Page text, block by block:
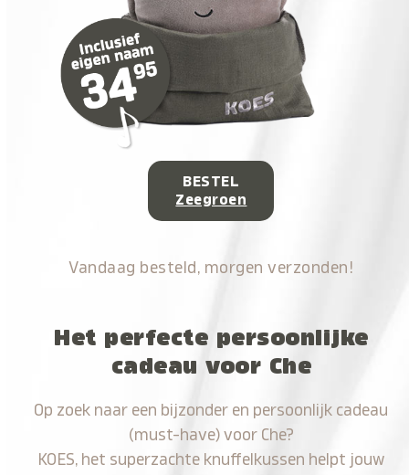
BESTEL
Zeegroen
Vandaag besteld, morgen verzonden!
Het perfecte persoonlijke
cadeau voor Che
Op zoek naar een bijzonder en persoonlijk cadeau
(must-have) voor Che?
KOES, het superzachte knuffelkussen helpt jouw